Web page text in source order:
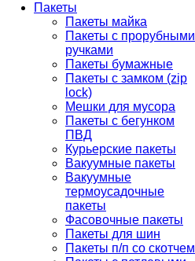
Пакеты
Пакеты майка
Пакеты с прорубными
ручками
Пакеты бумажные
Пакеты с замком (zip
lock)
Мешки для мусора
Пакеты с бегунком
ПВД
Курьерские пакеты
Вакуумные пакеты
Вакуумные
термоусадочные
пакеты
Фасовочные пакеты
Пакеты для шин
Пакеты п/п со скотчем